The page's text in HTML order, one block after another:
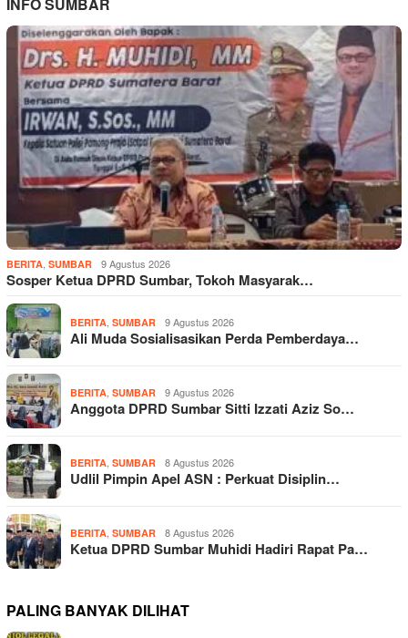
INFO SUMBAR
BERITA SUMBAR 9 Agustus 2026
Sosper Ketua DPRD Sumbar, Tokoh Masyarak…
BERITA SUMBAR 9 Agustus 2026
Ali Muda Sosialisasikan Perda Pemberdaya…
BERITA SUMBAR 9 Agustus 2026
Anggota DPRD Sumbar Sitti Izzati Aziz So…
BERITA SUMBAR 8 Agustus 2026
Udlil Pimpin Apel ASN : Perkuat Disiplin…
BERITA SUMBAR 8 Agustus 2026
Ketua DPRD Sumbar Muhidi Hadiri Rapat Pa…
PALING BANYAK DILIHAT